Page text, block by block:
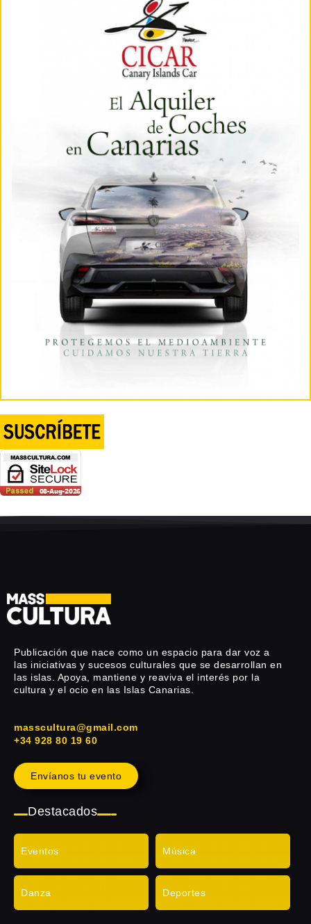
Publicación que nace como un espacio para dar voz a
las iniciativas y sucesos culturales que se desarrollan en
las islas. Apoya, mantiene y reaviva el interés por la
cultura y el ocio en las Islas Canarias.
masscultura@gmail.com
+34 928 80 19 60
Envíanos tu evento
Destacados
Eventos Música
Danza Deportes